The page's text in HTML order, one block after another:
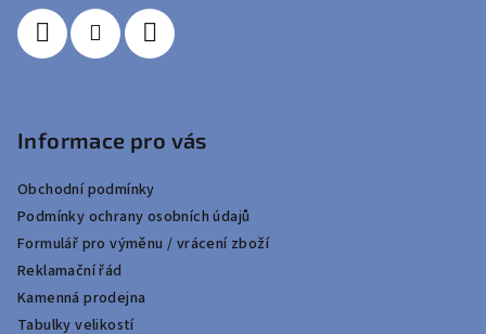
Informace pro vás
Obchodní podmínky
Podmínky ochrany osobních údajů
Formulář pro výměnu / vrácení zboží
Reklamační řád
Kamenná prodejna
Tabulky velikostí